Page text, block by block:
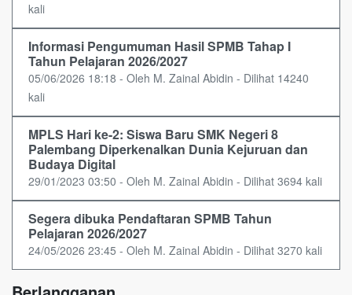
kali
Informasi Pengumuman Hasil SPMB Tahap I
Tahun Pelajaran 2026/2027
05/06/2026 18:18 - Oleh M. Zainal Abidin - Dilihat 14240
kali
MPLS Hari ke-2: Siswa Baru SMK Negeri 8
Palembang Diperkenalkan Dunia Kejuruan dan
Budaya Digital
29/01/2023 03:50 - Oleh M. Zainal Abidin - Dilihat 3694 kali
Segera dibuka Pendaftaran SPMB Tahun
Pelajaran 2026/2027
24/05/2026 23:45 - Oleh M. Zainal Abidin - Dilihat 3270 kali